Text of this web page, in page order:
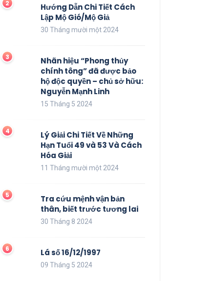
Hướng Dẫn Chi Tiết Cách
Lập Mộ Gió/Mộ Giả
30 Tháng mười một 2024
Nhãn hiệu “Phong thủy
chính tông” đã được bảo
hộ độc quyền – chủ sở hữu:
Nguyễn Mạnh Linh
15 Tháng 5 2024
Lý Giải Chi Tiết Về Những
Hạn Tuổi 49 và 53 Và Cách
Hóa Giải
11 Tháng mười một 2024
Tra cứu mệnh vận bản
thân, biết trước tương lai
30 Tháng 8 2024
Lá số 16/12/1997
09 Tháng 5 2024